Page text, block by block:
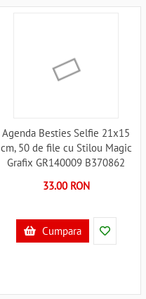
Agenda Besties Selfie 21x15
cm, 50 de file cu Stilou Magic
Grafix GR140009 B370862
33.00 RON
Cumpara